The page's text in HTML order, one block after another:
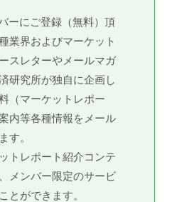
ーにご登録（無料）頂
業界およびマーケット
スレターやメールマガ
研究所が独自に企画し
（マーケットレポー
内等各種情報をメール
す。
トレポート紹介コンテ
メンバー限定のサービ
とができます。